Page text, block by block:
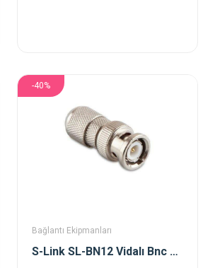
-40%
Bağlantı Ekipmanları
S-Link SL-BN12 Vidalı Bnc Konnektör